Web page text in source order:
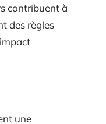
contribuent à
des règles
une